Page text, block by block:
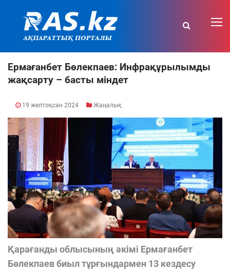
Ермағанбет Бөлекпаев: Инфрақұрылымды
жақсарту – басты міндет
19 желтоқсан 2024 Жаңалық
Қарағанды облысының әкімі Ермағанбет
Бөлекпаев биыл тұрғындармен 13 кездесу